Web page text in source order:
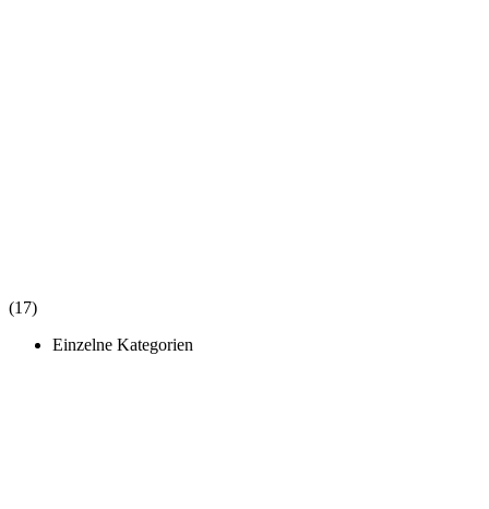
(17)
Einzelne Kategorien